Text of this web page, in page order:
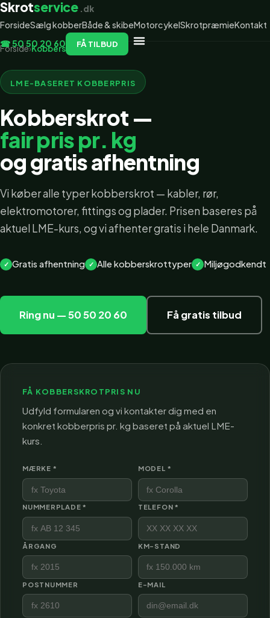
Skrotservice .dk
ForsideSælg kobberBåde & skibeMotorcykelSkrotpræmieKontakt
☎ 50 50 20 60
FÅ TILBUD
Forside›Kobberskrot
LME-BASERET KOBBERPRIS
Kobberskrot —
fair pris pr. kg
og gratis afhentning
Vi køber alle typer kobberskrot — kabler, rør,
elektromotorer, fittings og plader. Prisen baseres på
aktuel LME-kurs, og vi afhenter gratis i hele Danmark.
Gratis afhentning Alle kobberskrottyper Miljøgodkendt
Ring nu — 50 50 20 60 Få gratis tilbud
FÅ KOBBERSKROTPRIS NU
Udfyld formularen og vi kontakter dig med en
konkret kobberpris pr. kg baseret på aktuel LME-
kurs.
MÆRKE * MODEL *
NUMMERPLADE * TELEFON *
ÅRGANG KM-STAND
POSTNUMMER E-MAIL